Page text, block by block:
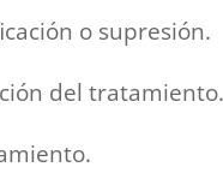
o supresión.
del tratamiento.